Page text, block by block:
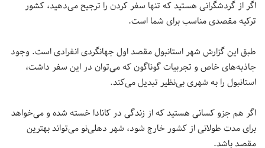
اگر از گردشگرانی هستید که تنها سفر کردن را ترجیح می‌دهید، کشور
ترکیه مقصدی مناسب برای شما است.
طبق این گزارش شهر استانبول مقصد اول جهانگردی انفرادی است. وجود
جاذبه‌های خاص و تجربیات گوناگون که می‌توان در این سفر داشت،
استانبول را به شهری بی‌نظیر تبدیل می‌کند.
اگر هم جزو کسانی هستید که از زندگی در کانادا خسته شده و می‌خواهد
برای مدت طولانی از کشور خارج شود، شهر دهلی‌نو می‌تواند بهترین
مقصد باشد.